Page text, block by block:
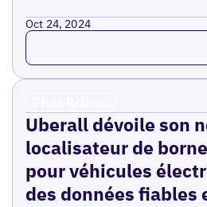
Oct 24, 2024
Read more
Uberall dévoile son
localisateur de
pour véhicules
des données fiables